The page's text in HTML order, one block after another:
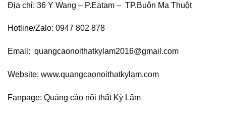
Địa chỉ: 36 Y Wang – P.Eatam – TP.Buôn Ma Thuột
Hotline/Zalo: 0947 802 878
Email: quangcaonoithatkylam2016@gmail.com
Website: www.quangcaonoithatkylam.com
Fanpage: Quảng cáo nội thất Kỳ Lâm